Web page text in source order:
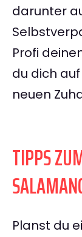
darunter
Profi
du dich
neuen
TIPPS
Planst du